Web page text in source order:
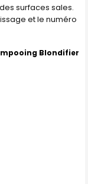
surfaces sales.
et le numéro
Blondifier